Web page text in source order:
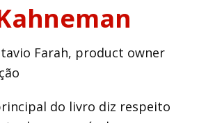
Farah, product owner
do livro diz respeito